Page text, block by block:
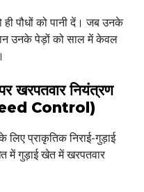
पौधों को पानी दें। जब उनके
उनके पेड़ों को साल में केवल
नियंत्रण
Control)
लिए प्राकृतिक निराई-गुड़ाई
में गुड़ाई खेत में खरपतवार